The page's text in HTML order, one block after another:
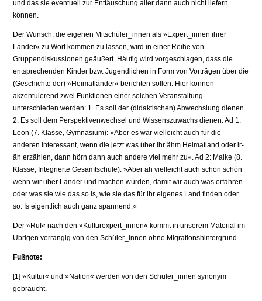
und das sie eventuell zur Enttäuschung aller dann auch nicht liefern
können.
Der Wunsch, die eigenen Mitschüler_innen als »Expert_innen ihrer
Länder« zu Wort kommen zu lassen, wird in einer Reihe von
Gruppendiskussionen geäußert. Häufig wird vorgeschlagen, dass die
entsprechenden Kinder bzw. Jugendlichen in Form von Vorträgen über die
(Geschichte der) »Heimatländer« berichten sollen. Hier können
akzentuierend zwei Funktionen einer solchen Veranstaltung
unterschieden werden: 1. Es soll der (didaktischen) Abwechslung dienen.
2. Es soll dem Perspektivenwechsel und Wissenszuwachs dienen. Ad 1:
Leon (7. Klasse, Gymnasium): »Aber es wär vielleicht auch für die
anderen interessant, wenn die jetzt was über ihr ähm Heimatland oder ir-
äh erzählen, dann hörn dann auch andere viel mehr zu«. Ad 2: Maike (8.
Klasse, Integrierte Gesamtschule): »Aber äh vielleicht auch schon schön
wenn wir über Länder und machen würden, damit wir auch was erfahren
oder was sie wie das so is, wie sie das für ihr eigenes Land finden oder
so. Is eigentlich auch ganz spannend.«
Der »Ruf« nach den »Kulturexpert_innen« kommt in unserem Material im
Übrigen vorrangig von den Schüler_innen ohne Migrationshintergrund.
Fußnote:
[1] »Kultur« und »Nation« werden von den Schüler_innen synonym
gebraucht.